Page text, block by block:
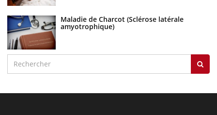
Maladie de Charcot (Sclérose latérale
amyotrophique)